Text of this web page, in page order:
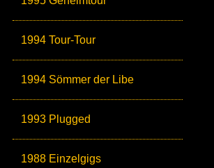
1994 Tour-Tour
1994 Sömmer der Libe
1993 Plugged
1988 Einzelgigs